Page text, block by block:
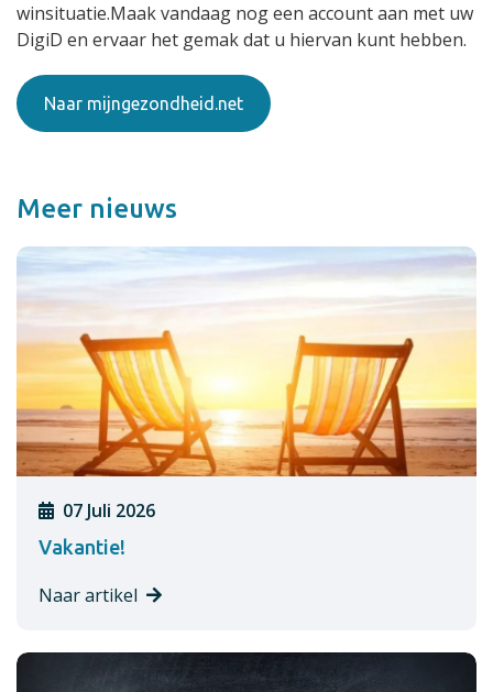
winsituatie.Maak vandaag nog een account aan met uw
DigiD en ervaar het gemak dat u hiervan kunt hebben.
Naar mijngezondheid.net
Meer nieuws
07 Juli 2026
Vakantie!
Naar artikel